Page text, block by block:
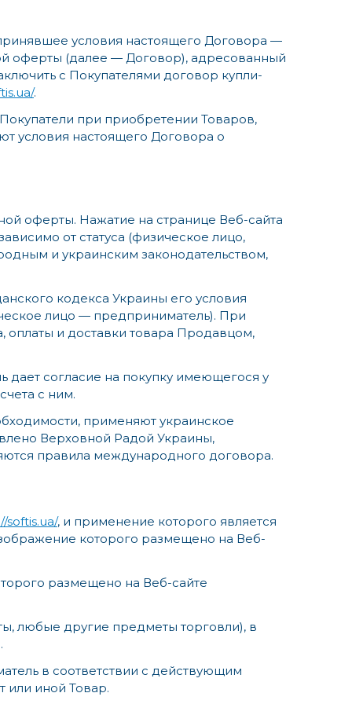
условия настоящего Договора —
оферты (далее — Договор), адресованный
с Покупателями договор купли-
.
при приобретении Товаров,
условия настоящего Договора о
оферты. Нажатие на странице Веб-сайта
от статуса (физическое лицо,
и украинским законодательством,
кодекса Украины его условия
лицо — предприниматель). При
и доставки товара Продавцом,
дает согласие на покупку имеющегося у
с ним.
применяют украинское
Верховной Радой Украины,
правила международного договора.
softis.ua/, и применение которого является
которого размещено на Веб-
размещено на Веб-сайте
любые другие предметы торговли), в
в соответствии с действующим
иной Товар.